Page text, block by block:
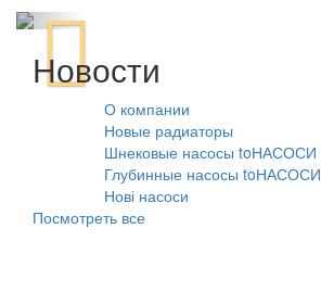
Новости
О компании
Новые радиаторы
Шнековые насосы toНАСОСИ
Глубинные насосы toНАСОСИ
Нові насоси
Посмотреть все